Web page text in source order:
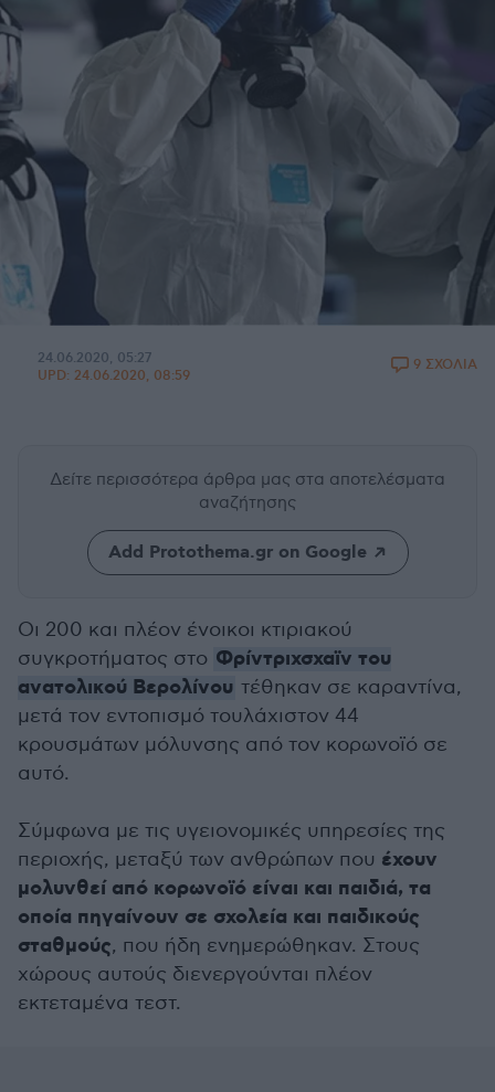
24.06.2020, 05:27
UPD: 24.06.2020, 08:59
9 ΣΧΟΛΙΑ
Δείτε περισσότερα άρθρα μας στα αποτελέσματα
αναζήτησης
Add Protothema.gr on Google
Οι 200 και πλέον ένοικοι κτιριακού
συγκροτήματος στο Φρίντριχσχαϊν του
ανατολικού Βερολίνου τέθηκαν σε καραντίνα,
μετά τον εντοπισμό τουλάχιστον 44
κρουσμάτων μόλυνσης από τον κορωνοϊό σε
αυτό.
Σύμφωνα με τις υγειονομικές υπηρεσίες της
περιοχής, μεταξύ των ανθρώπων που έχουν
μολυνθεί από κορωνοϊό είναι και παιδιά, τα
οποία πηγαίνουν σε σχολεία και παιδικούς
σταθμούς, που ήδη ενημερώθηκαν. Στους
χώρους αυτούς διενεργούνται πλέον
εκτεταμένα τεστ.